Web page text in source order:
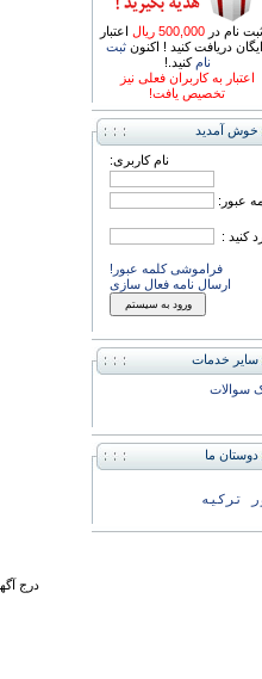
ثبت نام در 500,000 ریال
اعتبار
دریافت کنید ! اکنونثبت
نام کنید.!
اعتبار به کاربران فعلی نیز
تخصیص یافت!
خوش آمدید
نام کاربری:
عبور:
کنید :
فراموشی کلمه عبور!
ارسال نامه فعال سازی
سایر خدمات
سوالات
دوستان ما
ترکیه
درج